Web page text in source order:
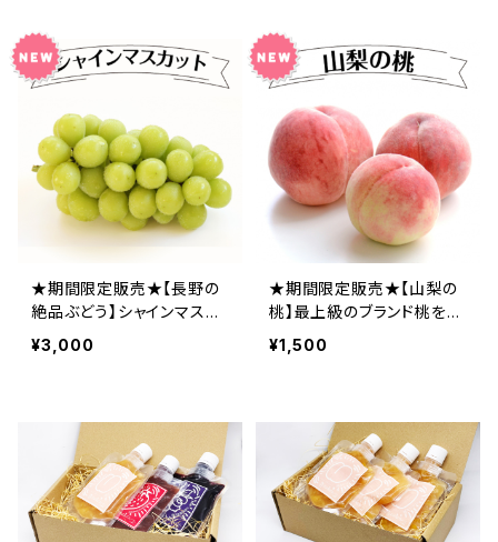
★期間限定販売★【長野の
絶品ぶどう】シャインマスカ
ット
¥3,000
★期間限定販売★【山梨の
桃】最上級のブランド桃をお
届けします！
¥1,500